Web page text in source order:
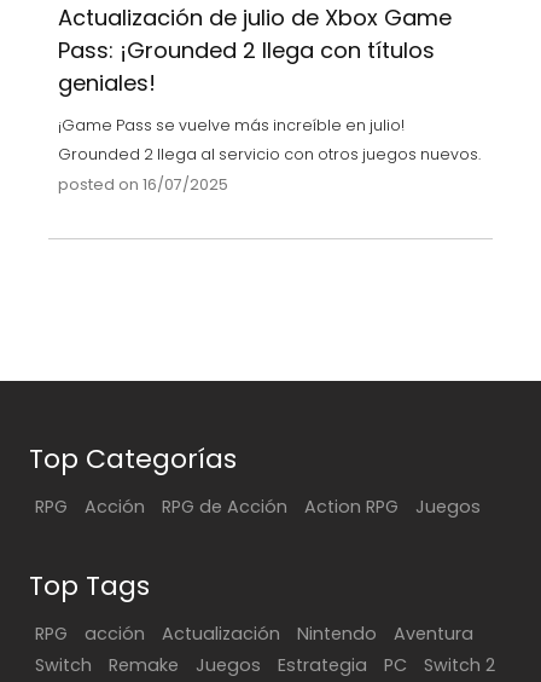
Actualización de julio de Xbox Game
Pass: ¡Grounded 2 llega con títulos
geniales!
¡Game Pass se vuelve más increíble en julio!
Grounded 2 llega al servicio con otros juegos nuevos.
posted on 16/07/2025
Top Categorías
RPG Acción RPG de Acción Action RPG Juegos
Top Tags
RPG acción Actualización Nintendo
Aventura
Switch
Remake Juegos Estrategia PC
Switch 2